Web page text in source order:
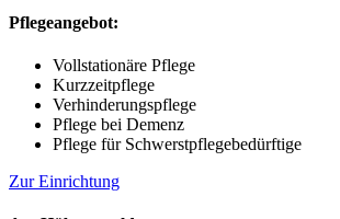
Pflegeangebot:
Vollstationäre Pflege
Kurzzeitpflege
Verhinderungspflege
Pflege bei Demenz
Pflege für Schwerstpflegebedürftige
Zur Einrichtung